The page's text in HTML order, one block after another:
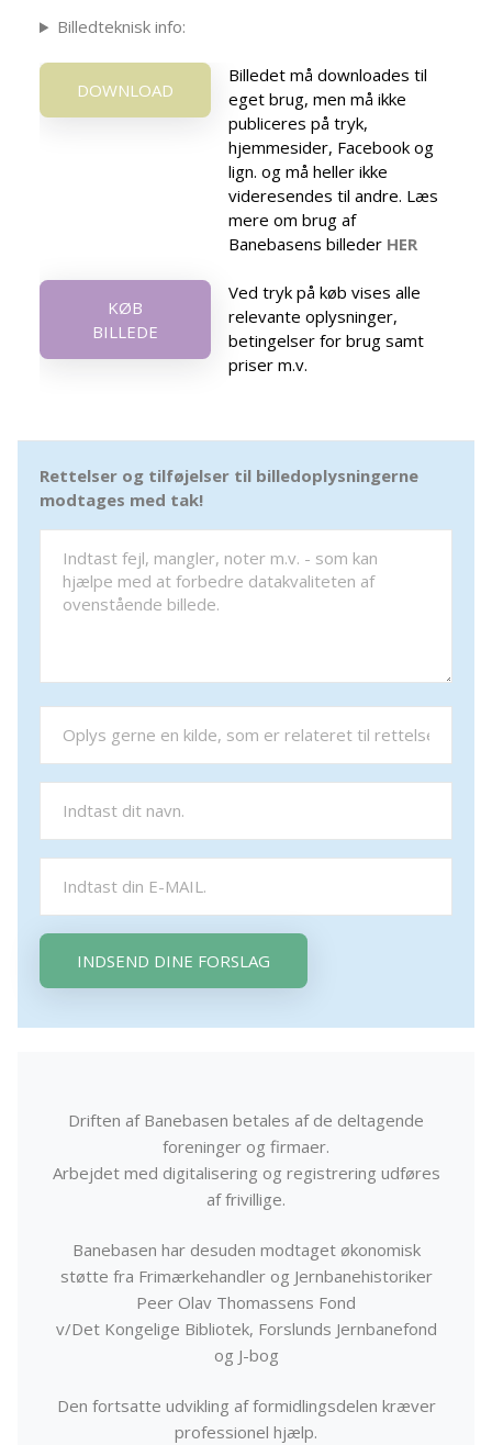
Billedteknisk info:
DOWNLOAD
Billedet må downloades til
eget brug, men må ikke
publiceres på tryk,
hjemmesider, Facebook og
lign. og må heller ikke
videresendes til andre. Læs
mere om brug af
Banebasens billeder HER
KØB
BILLEDE
Ved tryk på køb vises alle
relevante oplysninger,
betingelser for brug samt
priser m.v.
Rettelser og tilføjelser til billedoplysningerne
modtages med tak!
INDSEND DINE FORSLAG
Driften af Banebasen betales af de deltagende
foreninger og firmaer.
Arbejdet med digitalisering og registrering udføres
af frivillige.
Banebasen har desuden modtaget økonomisk
støtte fra Frimærkehandler og Jernbanehistoriker
Peer Olav Thomassens Fond
v/Det Kongelige Bibliotek, Forslunds Jernbanefond
og J-bog
Den fortsatte udvikling af formidlingsdelen kræver
professionel hjælp.